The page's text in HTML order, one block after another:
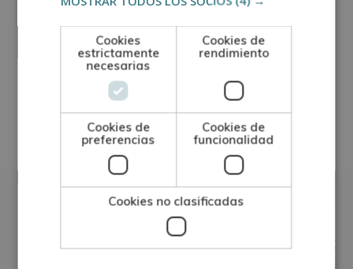
dirigiéndose a la dirección direccion@grupotarraco.com.
Para más información consulte nuestra Política de Privacidad.
Desea recibir información comercial (vía telefónica y/o email):
Otras titulaciones
Cookies
estrictamente
necesarias
Cookies de
rendimiento
Cookies de
preferencias
Cookies de
funcionalidad
Cookies no clasificadas